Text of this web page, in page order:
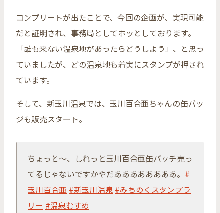
コンプリートが出たことで、今回の企画が、実現可能
だと証明され、事務局としてホッとしております。
「誰も来ない温泉地があったらどうしよう」、と思っ
ていましたが、どの温泉地も着実にスタンプが押され
ています。
そして、新玉川温泉では、玉川百合亜ちゃんの缶バッ
ジも販売スタート。
ちょっと～、しれっと玉川百合亜缶バッチ売っ
てるじゃないですかやだああああああああ。 #
玉川百合亜 #新玉川温泉 #みちのくスタンプラ
リー #温泉むすめ